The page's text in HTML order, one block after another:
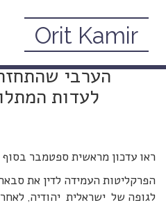
Orit Kamir
אינוס במרמה –
הערבי
לעדות
ראו עדכון מראשית ספטמבר
הפרקליטות העמידה לדין את
לגופה של ישראלית יהודיה,